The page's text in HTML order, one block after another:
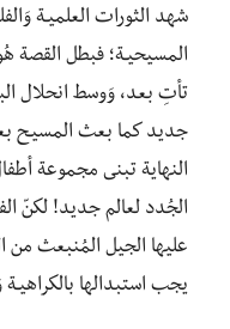
شهد الثورات العلميـة
المسيحيـة؛ فبطل القصة
تأتِ بعد، وَوسط انحلال
جديد كما بعث المسيـح
النهاية تبنى مجموعة
الجُدد لعالم جديد! لكنّ
عليها الجيل المُنبعث
يجب استبدالها